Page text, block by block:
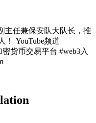
主任兼保安队大队长，推
！ YouTube频道
密货币交易平台 #web3入